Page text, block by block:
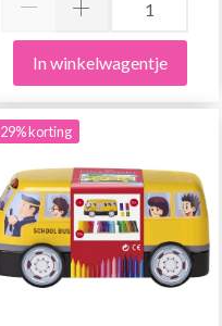
In winkelwagentje
29% korting